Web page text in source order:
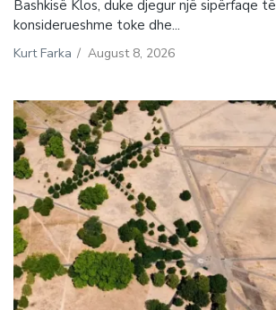
Bashkisë Klos, duke djegur një sipërfaqe të
konsiderueshme toke dhe...
Kurt Farka / August 8, 2026